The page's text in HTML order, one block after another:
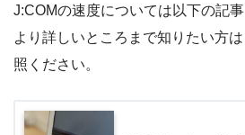
J:COMの速度については以下の記
より詳しいところまで知りたい方
照ください。